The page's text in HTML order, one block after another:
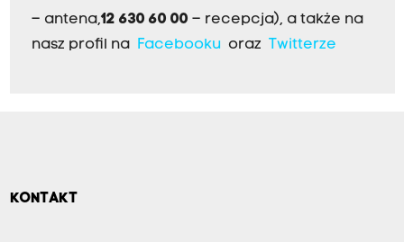
– antena,12 630 60 00 – recepcja), a także na
nasz profil na
Facebookuoraz Twitterze
KONTAKT